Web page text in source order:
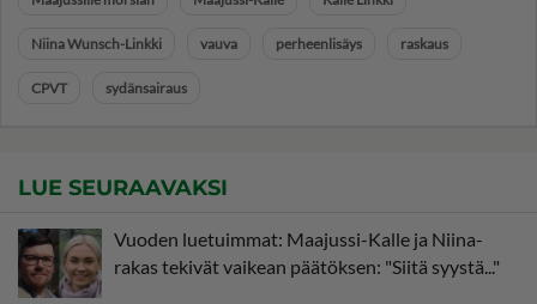
Niina Wunsch-Linkki vauva perheenlisäys raskaus
CPVT sydänsairaus
LUE SEURAAVAKSI
Vuoden luetuimmat: Maajussi-Kalle ja Niina-
rakas tekivät vaikean päätöksen: "Siitä syystä..."